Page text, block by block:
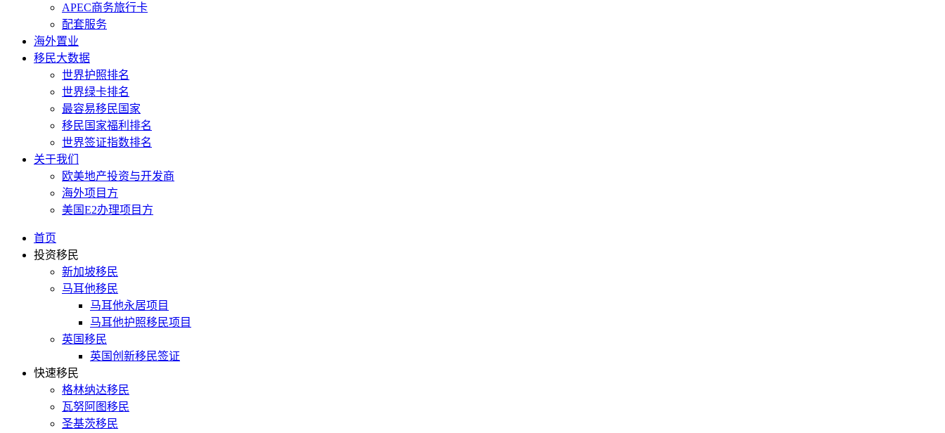
APEC商务旅行卡
配套服务
海外置业
移民大数据
世界护照排名
世界绿卡排名
最容易移民国家
移民国家福利排名
世界签证指数排名
关于我们
欧美地产投资与开发商
海外项目方
美国E2办理项目方
首页
投资移民
新加坡移民
马耳他移民
马耳他永居项目
马耳他护照移民项目
英国移民
英国创新移民签证
快速移民
格林纳达移民
瓦努阿图移民
圣基茨移民